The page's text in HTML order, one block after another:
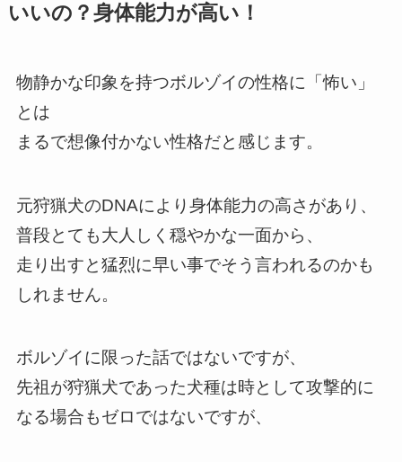
いいの？身体能力が高い！
物静かな印象を持つボルゾイの性格に「怖い」
とは
まるで想像付かない性格だと感じます。
元狩猟犬のDNAにより身体能力の高さがあり、
普段とても大人しく穏やかな一面から、
走り出すと猛烈に早い事でそう言われるのかも
しれません。
ボルゾイに限った話ではないですが、
先祖が狩猟犬であった犬種は時として攻撃的に
なる場合もゼロではないですが、